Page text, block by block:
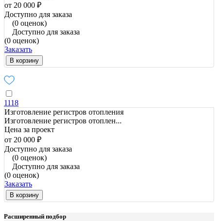
от 20 000 ₽
Доступно для заказа
(0 оценок)
Доступно для заказа
(0 оценок)
Заказать
В корзину
1118
Изготовление регистров отопления
Изготовление регистров отоплен...
Цена за проект
от 20 000 ₽
Доступно для заказа
(0 оценок)
Доступно для заказа
(0 оценок)
Заказать
В корзину
Расширенный подбор